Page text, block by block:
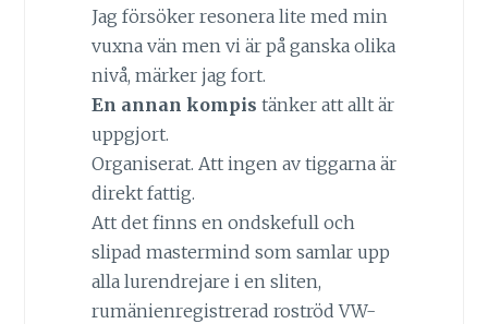
Jag försöker resonera lite med min
vuxna vän men vi är på ganska olika
nivå, märker jag fort.
En annan kompis tänker att allt är
uppgjort.
Organiserat. Att ingen av tiggarna är
direkt fattig.
Att det finns en ondskefull och
slipad mastermind som samlar upp
alla lurendrejare i en sliten,
rumänienregistrerad roströd VW-